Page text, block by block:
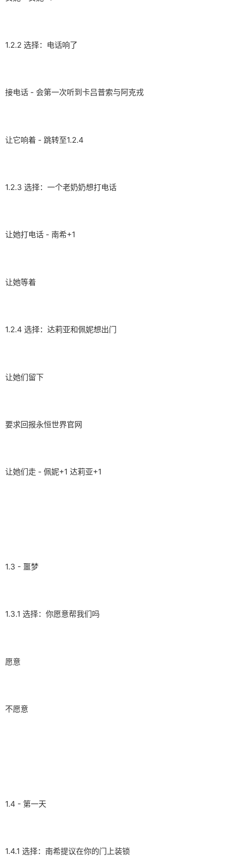
1.2.2 选择：电话响了
接电话 - 会第一次听到卡吕普索与阿克戎
让它响着 - 跳转至1.2.4
1.2.3 选择：一个老奶奶想打电话
让她打电话 - 南希+1
让她等着
1.2.4 选择：达莉亚和佩妮想出门
让她们留下
要求回报永恒世界官网
让她们走 - 佩妮+1 达莉亚+1
1.3 - 噩梦
1.3.1 选择：你愿意帮我们吗
愿意
不愿意
1.4 - 第一天
1.4.1 选择：南希提议在你的门上装锁